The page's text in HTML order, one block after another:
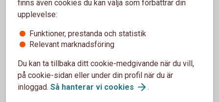
största kund ställer in betalningarna? Bygg upp
ekonomiska reserver när du kan.
Därför ser vi många konkurser nu
finns även cookies du kan välja som förbättrar din
upplevelse:
Funktioner, prestanda och statistik
Relevant marknadsföring
Du kan ta tillbaka ditt cookie-medgivande när du vill,
på cookie-sidan eller under din profil när du är
inloggad. Så hanterar vi cookies .